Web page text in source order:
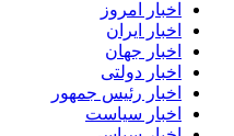
اخبار امروز
اخبار ایران
اخبار جهان
اخبار دولتی
اخبار رئیس جمهور
اخبار سیاست